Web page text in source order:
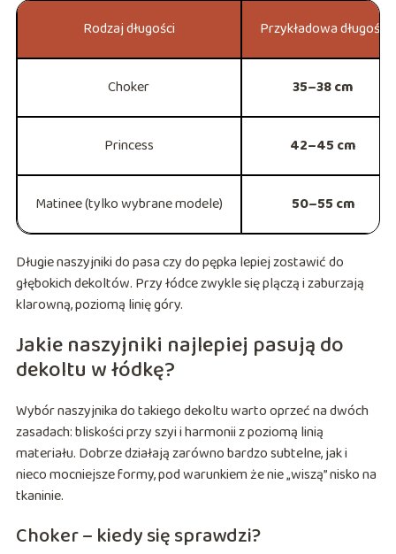
Rodzaj długości Przykładowa długość
Choker 35–38 cm
Princess 42–45 cm
Matinee (tylko wybrane modele) 50–55 cm
Długie naszyjniki do pasa czy do pępka lepiej zostawić do
głębokich dekoltów. Przy łódce zwykle się plączą i zaburzają
klarowną, poziomą linię góry.
Jakie naszyjniki najlepiej pasują do
dekoltu w łódkę?
Wybór naszyjnika do takiego dekoltu warto oprzeć na dwóch
zasadach: bliskości przy szyi i harmonii z poziomą linią
materiału. Dobrze działają zarówno bardzo subtelne, jak i
nieco mocniejsze formy, pod warunkiem że nie „wiszą” nisko na
tkaninie.
Choker – kiedy się sprawdzi?